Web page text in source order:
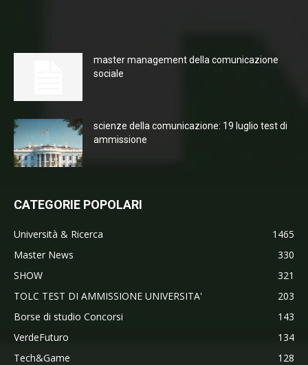
master management della comunicazione
sociale
scienze della comunicazione: 19 luglio test di
ammissione
CATEGORIE POPOLARI
Università & Ricerca
1465
Master News
330
SHOW
321
TOLC TEST DI AMMISSIONE UNIVERSITA'
203
Borse di studio Concorsi
143
VerdeFuturo
134
Tech&Game
128